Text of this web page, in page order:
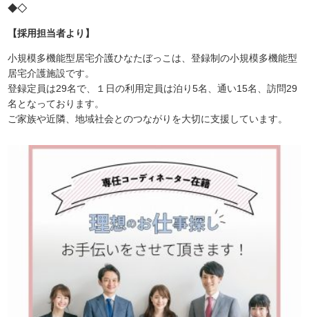
◆◇
【採用担当者より】
小規模多機能型居宅介護ひなたぼっこは、登録制の小規模多機能型
居宅介護施設です。
登録定員は29名で、１日の利用定員は泊り5名、通い15名、訪問29
名となっております。
ご家族や近隣、地域社会とのつながりを大切に支援しています。